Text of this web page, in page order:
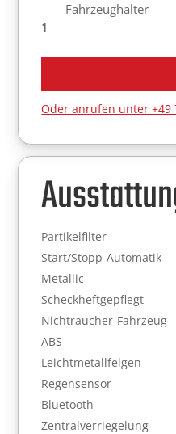
Fahrzeughalter
1
Oder anrufen unter +49
Partikelfilter
Start/Stopp-Automatik
Metallic
Scheckheftgepflegt
Nichtraucher-Fahrzeug
ABS
Leichtmetallfelgen
Regensensor
Bluetooth
Zentralverriegelung